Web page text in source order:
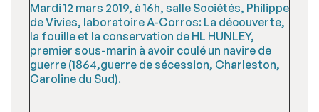
Mardi 12 mars 2019, à 16h, salle Sociétés, Philippe
de Vivies, laboratoire A-Corros: La découverte,
la fouille et la conservation de HL HUNLEY,
premier sous-marin à avoir coulé un navire de
guerre (1864,guerre de sécession, Charleston,
Caroline du Sud).